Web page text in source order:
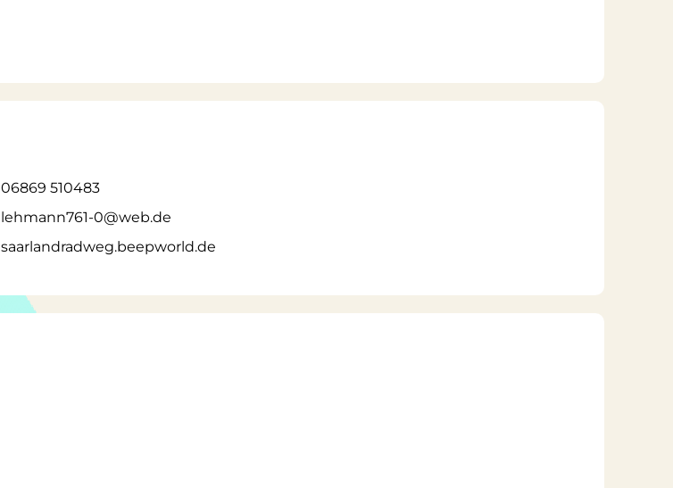
06869 510483
lehmann761-0@web.de
saarlandradweg.beepworld.de